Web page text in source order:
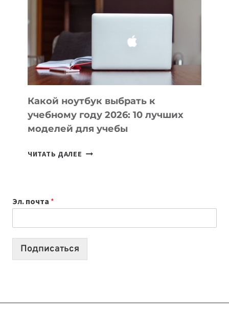
ПОМОГАЮТ
СОЗДАВАТЬ
БЕЗ
СЛОЖНОГО
КОДА
Какой ноутбук выбрать к
учебному году 2026: 10 лучших
моделей для учебы
ЧИТАТЬ ДАЛЕЕ КАКОЙ
2026:
10
Эл. почта *
Подписаться